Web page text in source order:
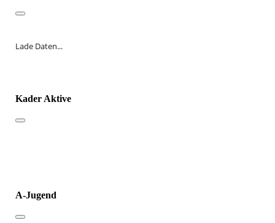
Lade Daten...
Kader Aktive
A-Jugend